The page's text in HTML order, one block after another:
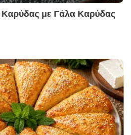
Καρύδας με Γάλα Καρύδας